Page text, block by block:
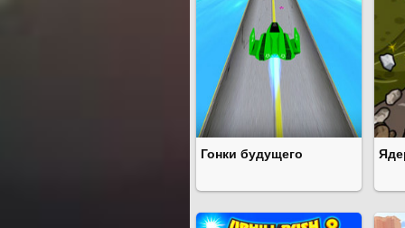
Гонки будущего